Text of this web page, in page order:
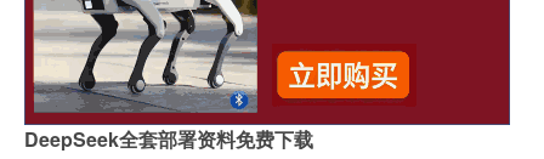
DeepSeek全套部署资料免费下载